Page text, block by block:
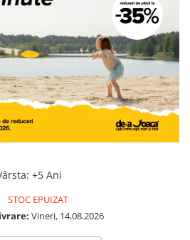
: +5 Ani
STOC EPUIZAT
Vineri, 14.08.2026